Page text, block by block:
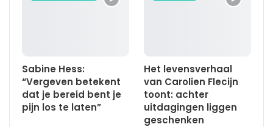
Sabine Hess:
“Vergeven betekent
dat je bereid bent je
pijn los te laten”
Het levensverhaal
van Carolien Flecijn
toont: achter
uitdagingen liggen
geschenken